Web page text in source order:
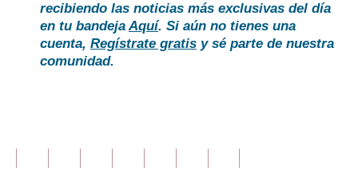
recibiendo las noticias más exclusivas del día
en tu bandejaAquí. Si aún no tienes una
cuenta, Regístrate gratis y sé parte de nuestra
comunidad.